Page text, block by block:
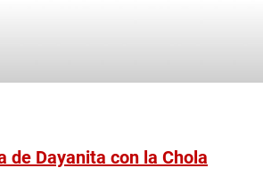
de Dayanita con la Chola